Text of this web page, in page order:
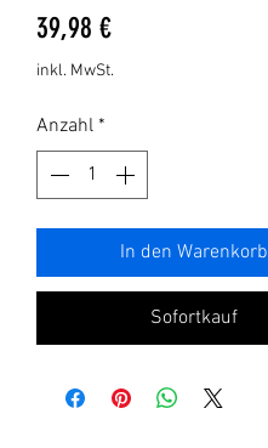
39,98 €Preis
inkl. MwSt.
Anzahl *
In den Warenkorb
Sofortkauf